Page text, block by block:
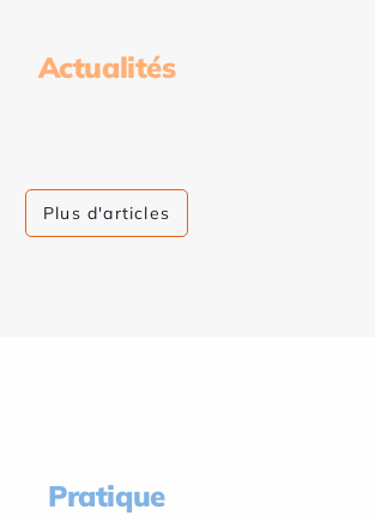
Actualités
Plus d'articles
Pratique